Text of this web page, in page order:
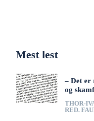
Mest lest
– Det er
og
THOR-
RED.